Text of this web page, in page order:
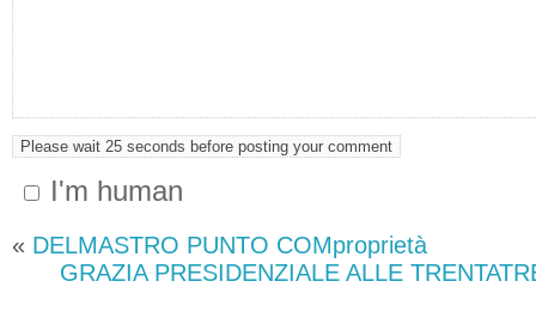
I'm human
« DELMASTRO PUNTO COMproprietà
GRAZIA PRESIDENZIALE ALLE